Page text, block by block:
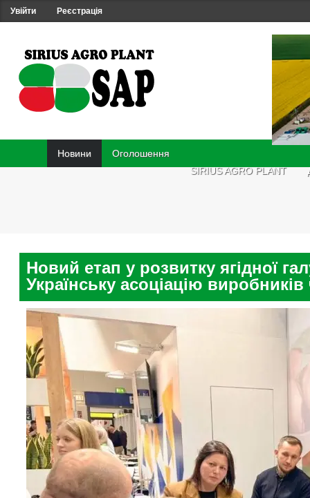
Увійти Реєстрація
Новини
Оголошення
SIRIUS AGRO PLANT
Новий етап у розвитку ягідної
Українську асоціацію